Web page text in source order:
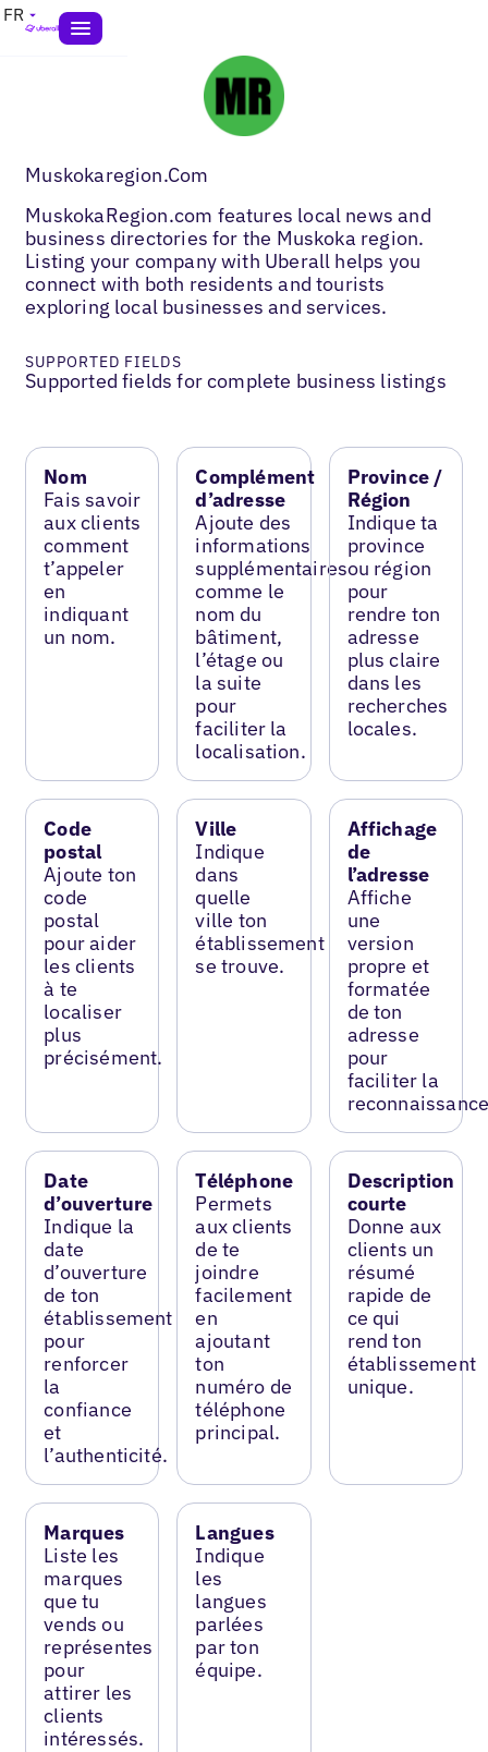
FR
Muskokaregion.Com
MuskokaRegion.com features local news and
business directories for the Muskoka region.
Listing your company with Uberall helps you
connect with both residents and tourists
exploring local businesses and services.
SUPPORTED FIELDS
Supported fields for complete business listings
Nom
Fais savoir
aux clients
comment
t’appeler
en
indiquant
un nom.
Complément
d’adresse
Ajoute des
informations
supplémentaires
comme le
nom du
bâtiment,
l’étage ou
la suite
pour
faciliter la
localisation.
Province /
Région
Indique ta
province
ou région
pour
rendre ton
adresse
plus claire
dans les
recherches
locales.
Code
postal
Ajoute ton
code
postal
pour aider
les clients
à te
localiser
plus
précisément.
Ville
Indique
dans
quelle
ville ton
établissement
se trouve.
Affichage
de
l’adresse
Affiche
une
version
propre et
formatée
de ton
adresse
pour
faciliter la
Date
d’ouverture
Indique la
date
d’ouverture
de ton
établissement
pour
renforcer
la
confiance
et
l’authenticité.
Téléphone
Permets
aux clients
de te
joindre
facilement
en
ajoutant
ton
numéro de
téléphone
principal.
Description
courte
Donne aux
clients un
résumé
rapide de
ce qui
rend ton
établissement
unique.
Marques
Liste les
marques
que tu
vends ou
représentes
pour
attirer les
clients
intéressés.
Langues
Indique
les
langues
parlées
par ton
équipe.